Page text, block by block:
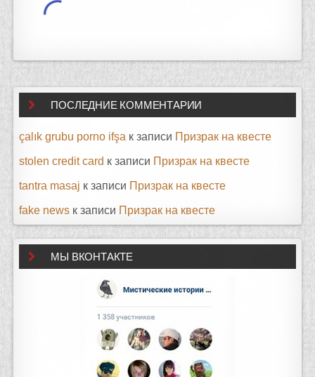
ПОСЛЕДНИЕ КОММЕНТАРИИ
çalık grubu porno ifşa к записи Призрак на квесте
stolen credit card к записи Призрак на квесте
tantra masaj к записи Призрак на квесте
fake news к записи Призрак на квесте
МЫ ВКОНТАКТЕ